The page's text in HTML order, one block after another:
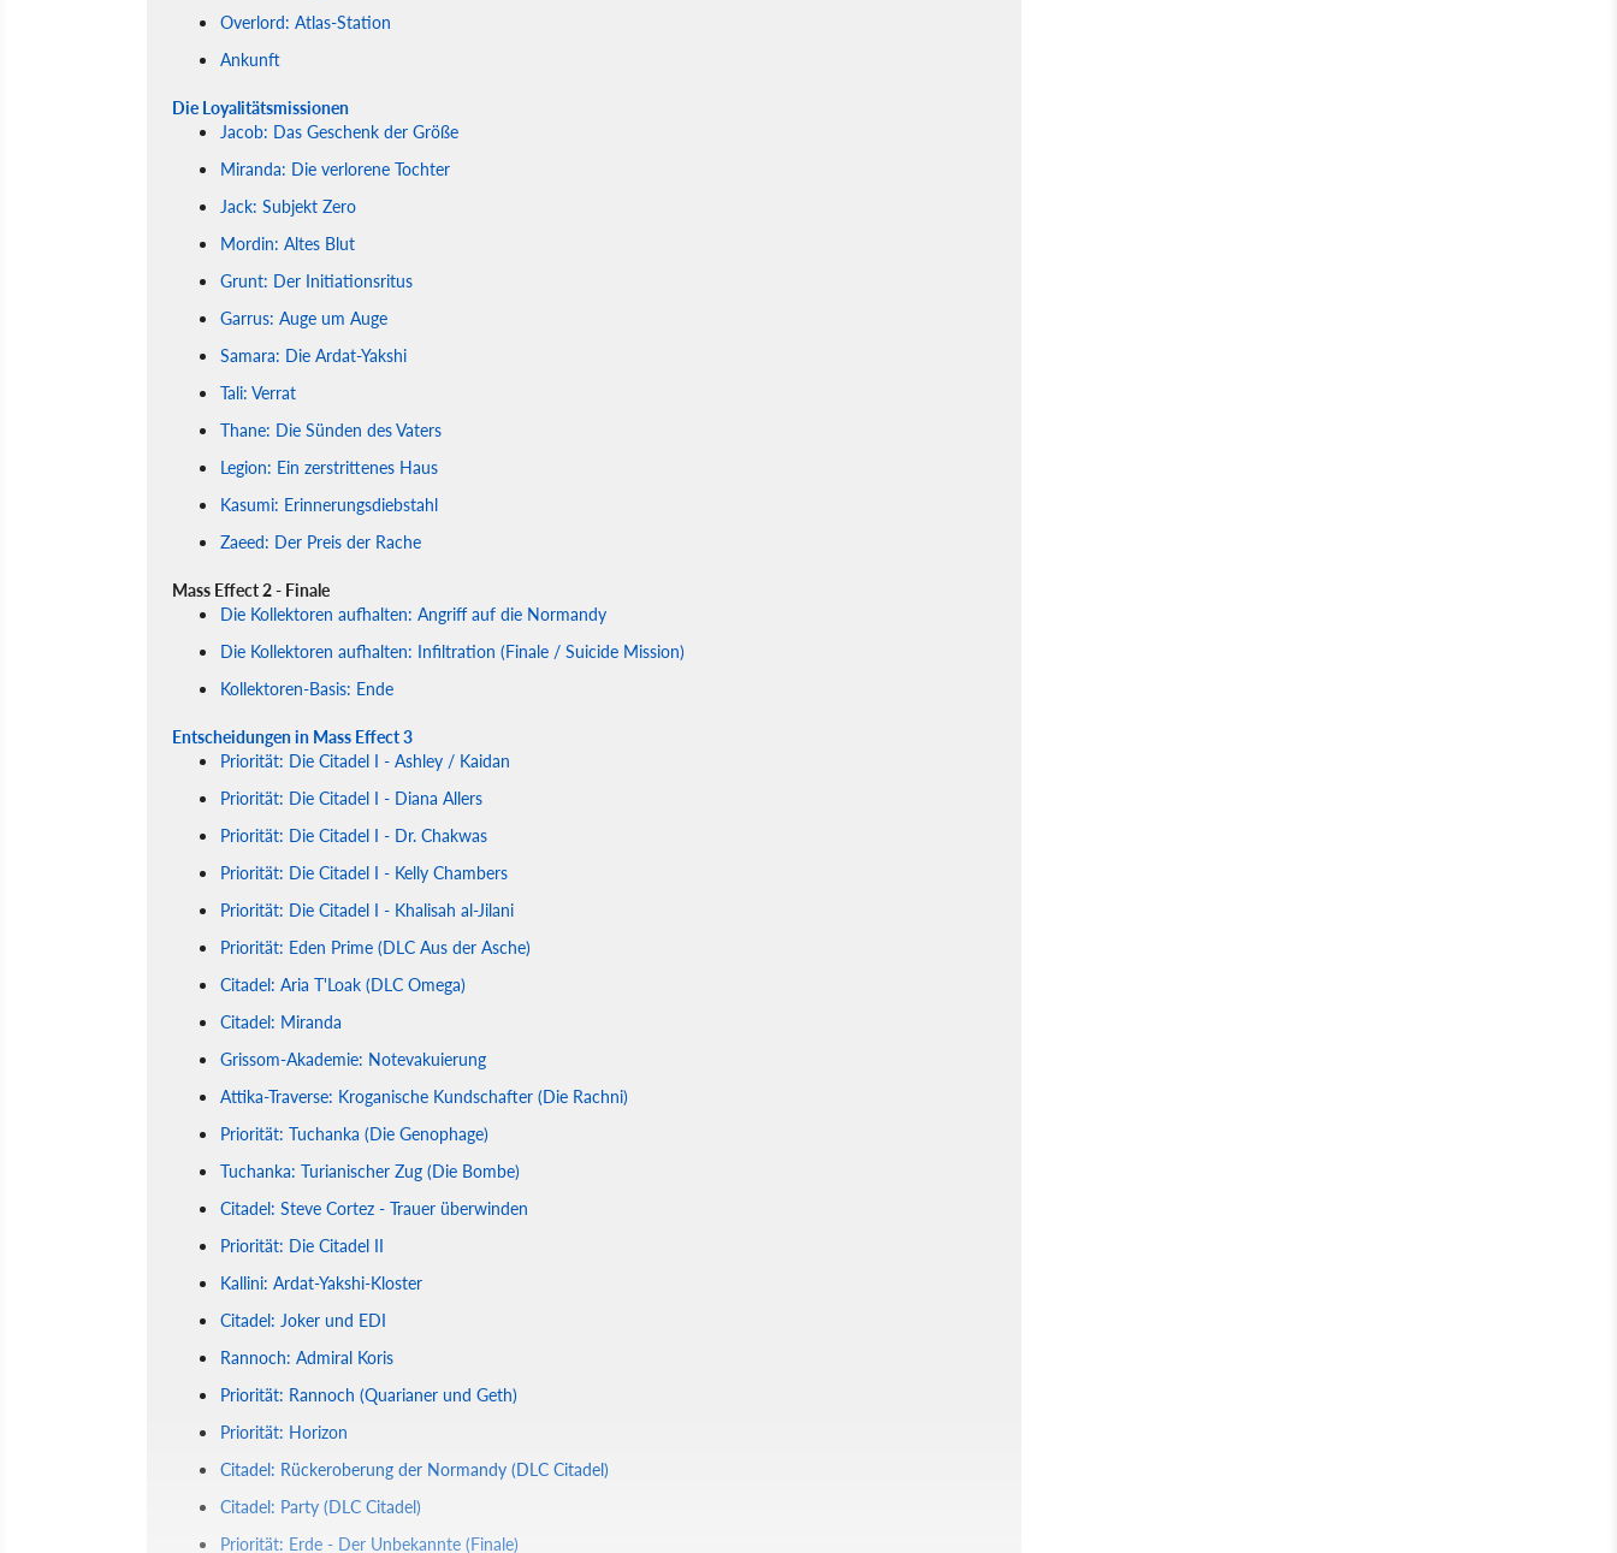
Overlord: Atlas-Station
Ankunft
Die Loyalitätsmissionen
Jacob: Das Geschenk der Größe
Miranda: Die verlorene Tochter
Jack: Subjekt Zero
Mordin: Altes Blut
Grunt: Der Initiationsritus
Garrus: Auge um Auge
Samara: Die Ardat-Yakshi
Tali: Verrat
Thane: Die Sünden des Vaters
Legion: Ein zerstrittenes Haus
Kasumi: Erinnerungsdiebstahl
Zaeed: Der Preis der Rache
Mass Effect 2 - Finale
Die Kollektoren aufhalten: Angriff auf die Normandy
Die Kollektoren aufhalten: Infiltration (Finale / Suicide Mission)
Kollektoren-Basis: Ende
Entscheidungen in Mass Effect 3
Priorität: Die Citadel I - Ashley / Kaidan
Priorität: Die Citadel I - Diana Allers
Priorität: Die Citadel I - Dr. Chakwas
Priorität: Die Citadel I - Kelly Chambers
Priorität: Die Citadel I - Khalisah al-Jilani
Priorität: Eden Prime (DLC Aus der Asche)
Citadel: Aria T'Loak (DLC Omega)
Citadel: Miranda
Grissom-Akademie: Notevakuierung
Attika-Traverse: Kroganische Kundschafter (Die Rachni)
Priorität: Tuchanka (Die Genophage)
Tuchanka: Turianischer Zug (Die Bombe)
Citadel: Steve Cortez - Trauer überwinden
Priorität: Die Citadel II
Kallini: Ardat-Yakshi-Kloster
Citadel: Joker und EDI
Rannoch: Admiral Koris
Priorität: Rannoch (Quarianer und Geth)
Priorität: Horizon
Citadel: Rückeroberung der Normandy (DLC Citadel)
Citadel: Party (DLC Citadel)
Priorität: Erde - Der Unbekannte (Finale)